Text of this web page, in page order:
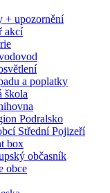
+ upozornění
akcí
a poplatky
škola
Podralsko
Střední Pojizeří
box
občasník
obce